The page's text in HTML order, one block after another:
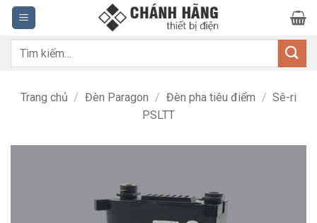
Bỏ
qua
nội
dung
Tìm
Trang chủ / Đèn Paragon / Đèn pha tiêu điểm / Sê-ri
PSLTT